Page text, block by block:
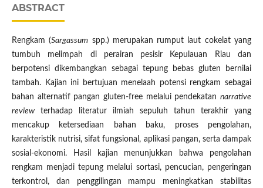
ABSTRACT
Rengkam (Sargassum spp.) merupakan rumput laut cokelat yang
tumbuh melimpah di perairan pesisir Kepulauan Riau dan
berpotensi dikembangkan sebagai tepung bebas gluten bernilai
tambah. Kajian ini bertujuan menelaah potensi rengkam sebagai
bahan alternatif pangan gluten-free melalui pendekatannarrative
reviewterhadap literatur ilmiah sepuluh tahun terakhir yang
mencakup ketersediaan bahan baku, proses pengolahan,
karakteristik nutrisi, sifat fungsional, aplikasi pangan, serta dampak
sosial-ekonomi. Hasil kajian menunjukkan bahwa pengolahan
rengkam menjadi tepung melalui sortasi, pencucian, pengeringan
terkontrol, dan penggilingan mampu meningkatkan stabilitas